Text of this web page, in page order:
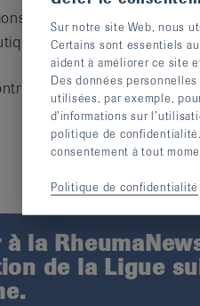
de prévention et
sociale et préventive.
le rhumatisme a reçu
à la
de la Ligue
Sur notre site Web, nous
Certains sont essentiels
aident à améliorer ce site
Des données
utilisées, par exemple,
d’informations sur
politique de
consentement à tout
Politique de confidentialité